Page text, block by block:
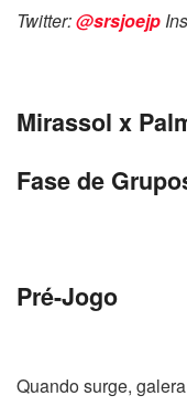
Twitter:@srsjoejp
Mirassol x
Fase de
Pré-Jogo
Quando surge,